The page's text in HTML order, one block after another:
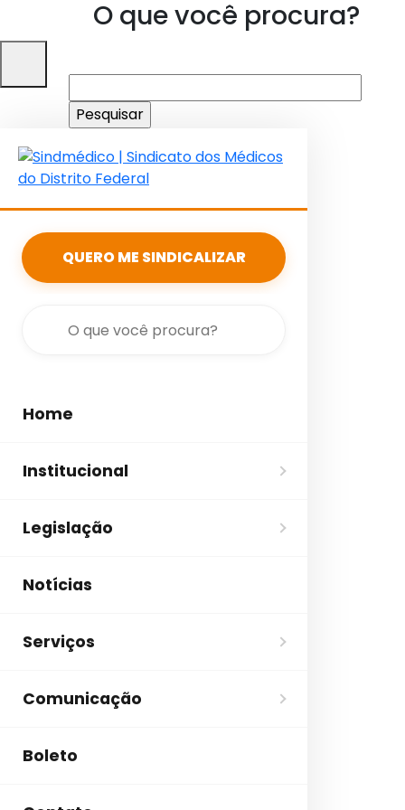
O que você procura?
por:
QUERO ME SINDICALIZAR
Home
Institucional
Legislação
Notícias
Serviços
Comunicação
Boleto